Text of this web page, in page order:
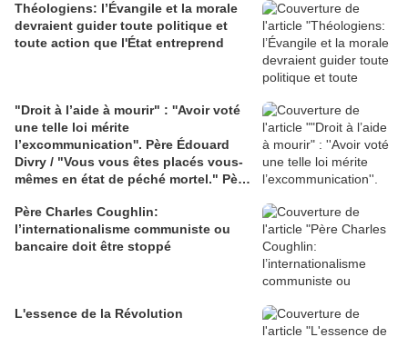
Théologiens: l’Évangile et la morale
devraient guider toute politique et
toute action que l'État entreprend
"Droit à l’aide à mourir" : ''Avoir voté
une telle loi mérite
l’excommunication''. Père Édouard
Divry / "Vous vous êtes placés vous-
mêmes en état de péché mortel." Père
Père Charles Coughlin:
l’internationalisme communiste ou
bancaire doit être stoppé
L'essence de la Révolution